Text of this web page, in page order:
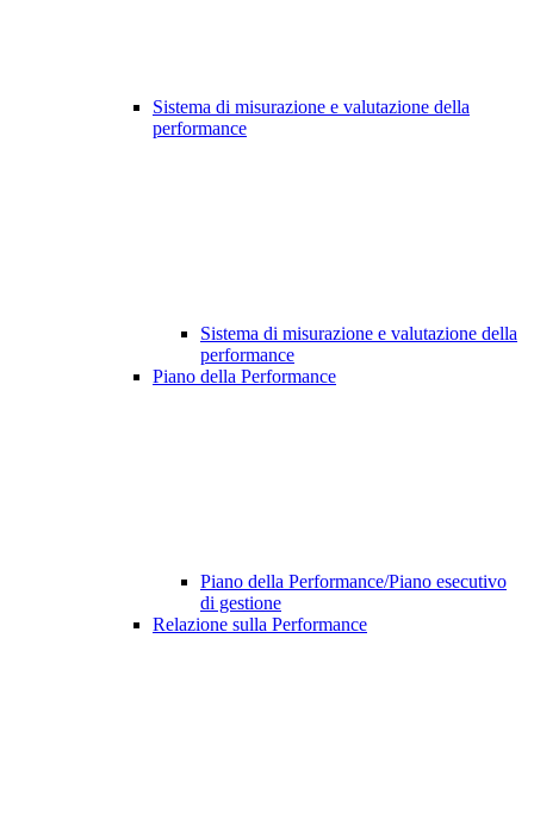
Sistema di misurazione e valutazione della
performance
Sistema di misurazione e valutazione della
performance
Piano della Performance
Piano della Performance/Piano esecutivo
di gestione
Relazione sulla Performance